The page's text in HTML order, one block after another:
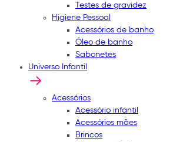
Testes de gravidez
Higiene Pessoal
Acessórios de banho
Óleo de banho
Sabonetes
Universo Infantil
Acessórios
Acessório infantil
Acessórios mães
Brincos